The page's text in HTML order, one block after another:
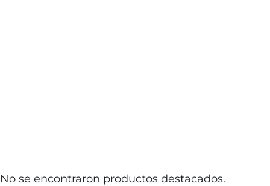
No se encontraron productos destacados.